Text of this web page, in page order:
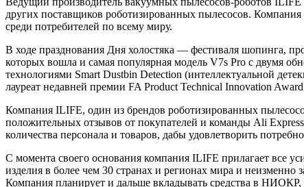
других поставщиков роботизированных пылесосов.
среди потребителей по всему миру.
В ходе празднования Дня холостяка — фестиваля шопинга,
которых вошла и самая популярная модель V7s Pro с двумя
технологиями Smart Dustbin Detection (интеллектуальной
лауреат недавней премии FA Product Technical Innovation
Компания ILIFE, один из брендов роботизированных
положительных отзывов от покупателей и команды Ali
количества персонала и товаров, дабы удовлетворить
С момента своего основания компания ILIFE прилагает все
изделия в более чем 30 странах и регионах мира и
Компания планирует и дальше вкладывать средства в